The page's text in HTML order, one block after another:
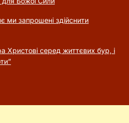
ми запрошені здійснити
Христові серед життєвих бур, і